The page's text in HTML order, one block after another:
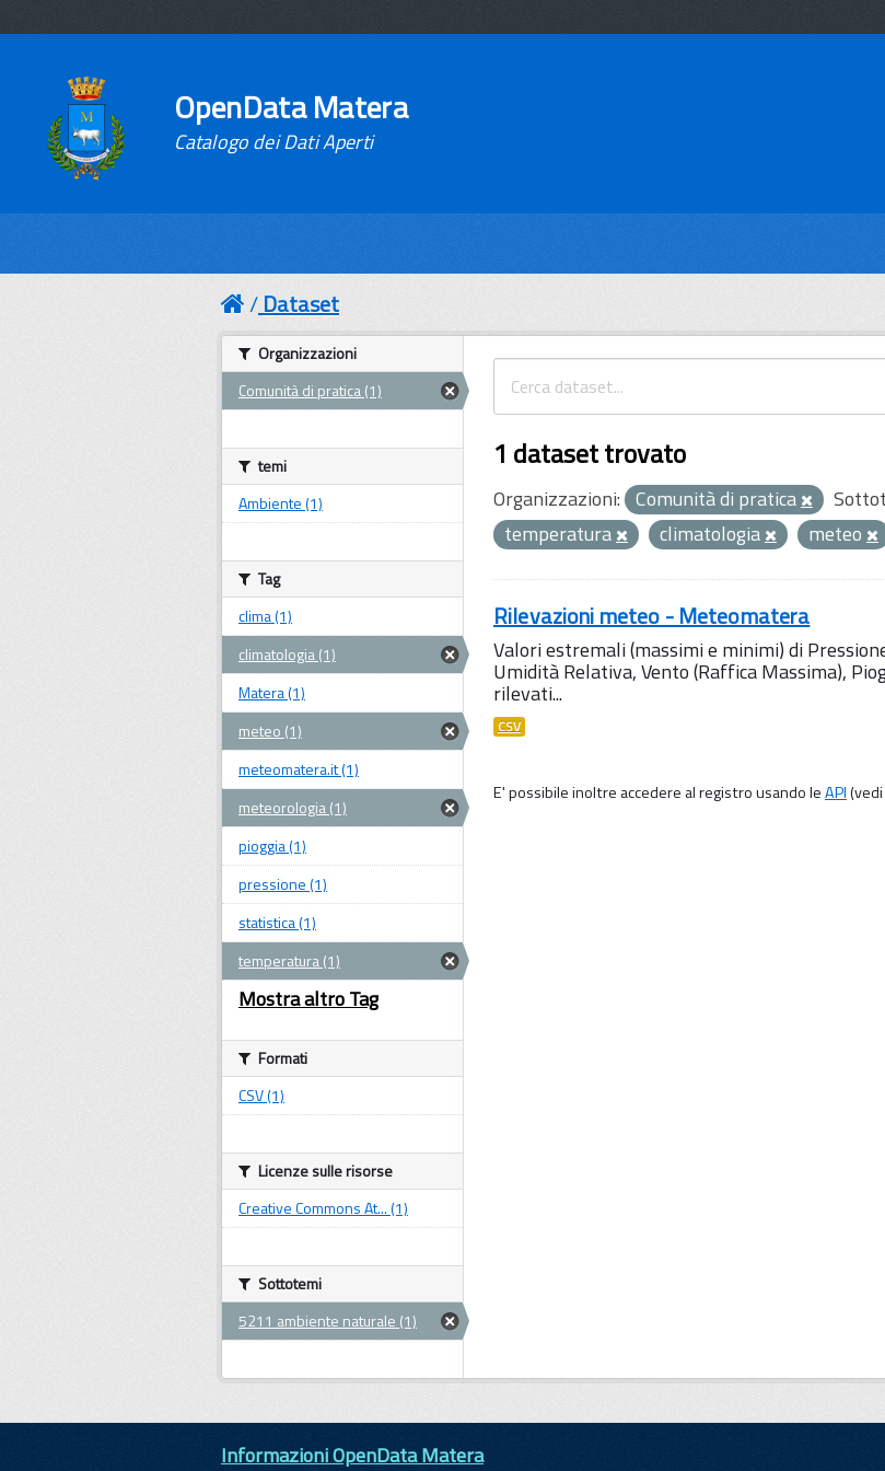
OpenData Matera
Catalogo dei Dati Aperti
Dataset
1 dataset trovato
Organizzazioni: Comunità di pratica
temperatura
climatologia meteo
Rilevazioni meteo - Meteomatera
Valori estremali (massimi e minimi) di
Umidità Relativa, Vento (Raffica Massima),
rilevati...
CSV
E' possibile inoltre accedere al registro usando leAPI(vedi
Organizzazioni
Comunità di pratica (1)
temi
Ambiente (1)
Tag
clima (1)
climatologia (1)
Matera (1)
meteo (1)
meteomatera.it (1)
meteorologia (1)
pioggia (1)
pressione (1)
statistica (1)
temperatura (1)
Mostra altro Tag
Formati
CSV (1)
Licenze sulle risorse
Creative Commons At... (1)
Sottotemi
5211 ambiente naturale (1)
Informazioni OpenData Matera